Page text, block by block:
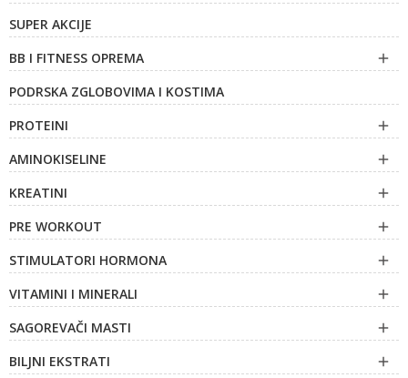
SUPER AKCIJE
BB I FITNESS OPREMA

PODRSKA ZGLOBOVIMA I KOSTIMA
PROTEINI

AMINOKISELINE 
KREATINI 
PRE WORKOUT 
STIMULATORI HORMONA 
VITAMINI I MINERALI 
SAGOREVAČI MASTI 
BILJNI EKSTRATI 